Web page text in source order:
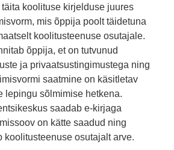
koolituse kirjelduse juures
mis õppija poolt täidetuna
koolitusteenuse osutajale.
õppija, et on tutvunud
ja privaatsustingimustega ning
saatmine on käsitletav
lepingu sõlmimise hetkena.
saadab e-kirjaga
on kätte saadud ning
koolitusteenuse osutajalt arve.